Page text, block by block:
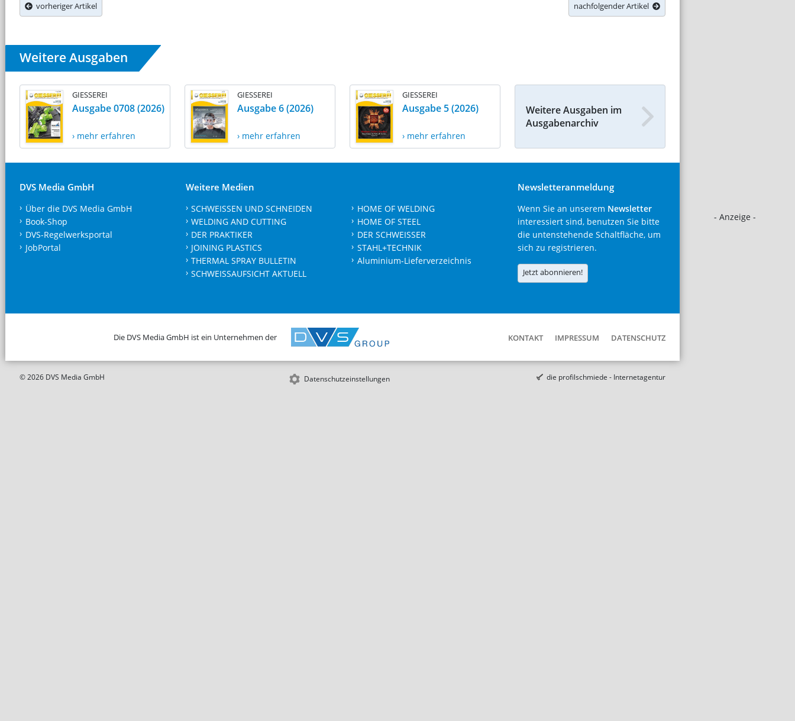
- Anzeige -
vorheriger Artikel nachfolgender Artikel
Weitere Ausgaben
GIESSEREI
Ausgabe 0708 (2026)
› mehr erfahren
GIESSEREI
Ausgabe 6 (2026)
› mehr erfahren
GIESSEREI
Ausgabe 5 (2026)
› mehr erfahren
Weitere Ausgaben im
Ausgabenarchiv
DVS Media GmbH
Über die DVS Media GmbH
Book-Shop
DVS-Regelwerksportal
JobPortal
Weitere Medien
SCHWEISSEN UND SCHNEIDEN
WELDING AND CUTTING
DER PRAKTIKER
JOINING PLASTICS
THERMAL SPRAY BULLETIN
SCHWEISSAUFSICHT AKTUELL
HOME OF WELDING
HOME OF STEEL
DER SCHWEISSER
STAHL+TECHNIK
Aluminium-Lieferverzeichnis
Newsletteranmeldung
Wenn Sie an unserem Newsletter
interessiert sind, benutzen Sie bitte
die untenstehende Schaltfläche, um
sich zu registrieren.
Jetzt abonnieren!
Die DVS Media GmbH ist ein Unternehmen der KONTAKT IMPRESSUM DATENSCHUTZ
© 2026 DVS Media GmbH Datenschutzeinstellungen die profilschmiede - Internetagentur